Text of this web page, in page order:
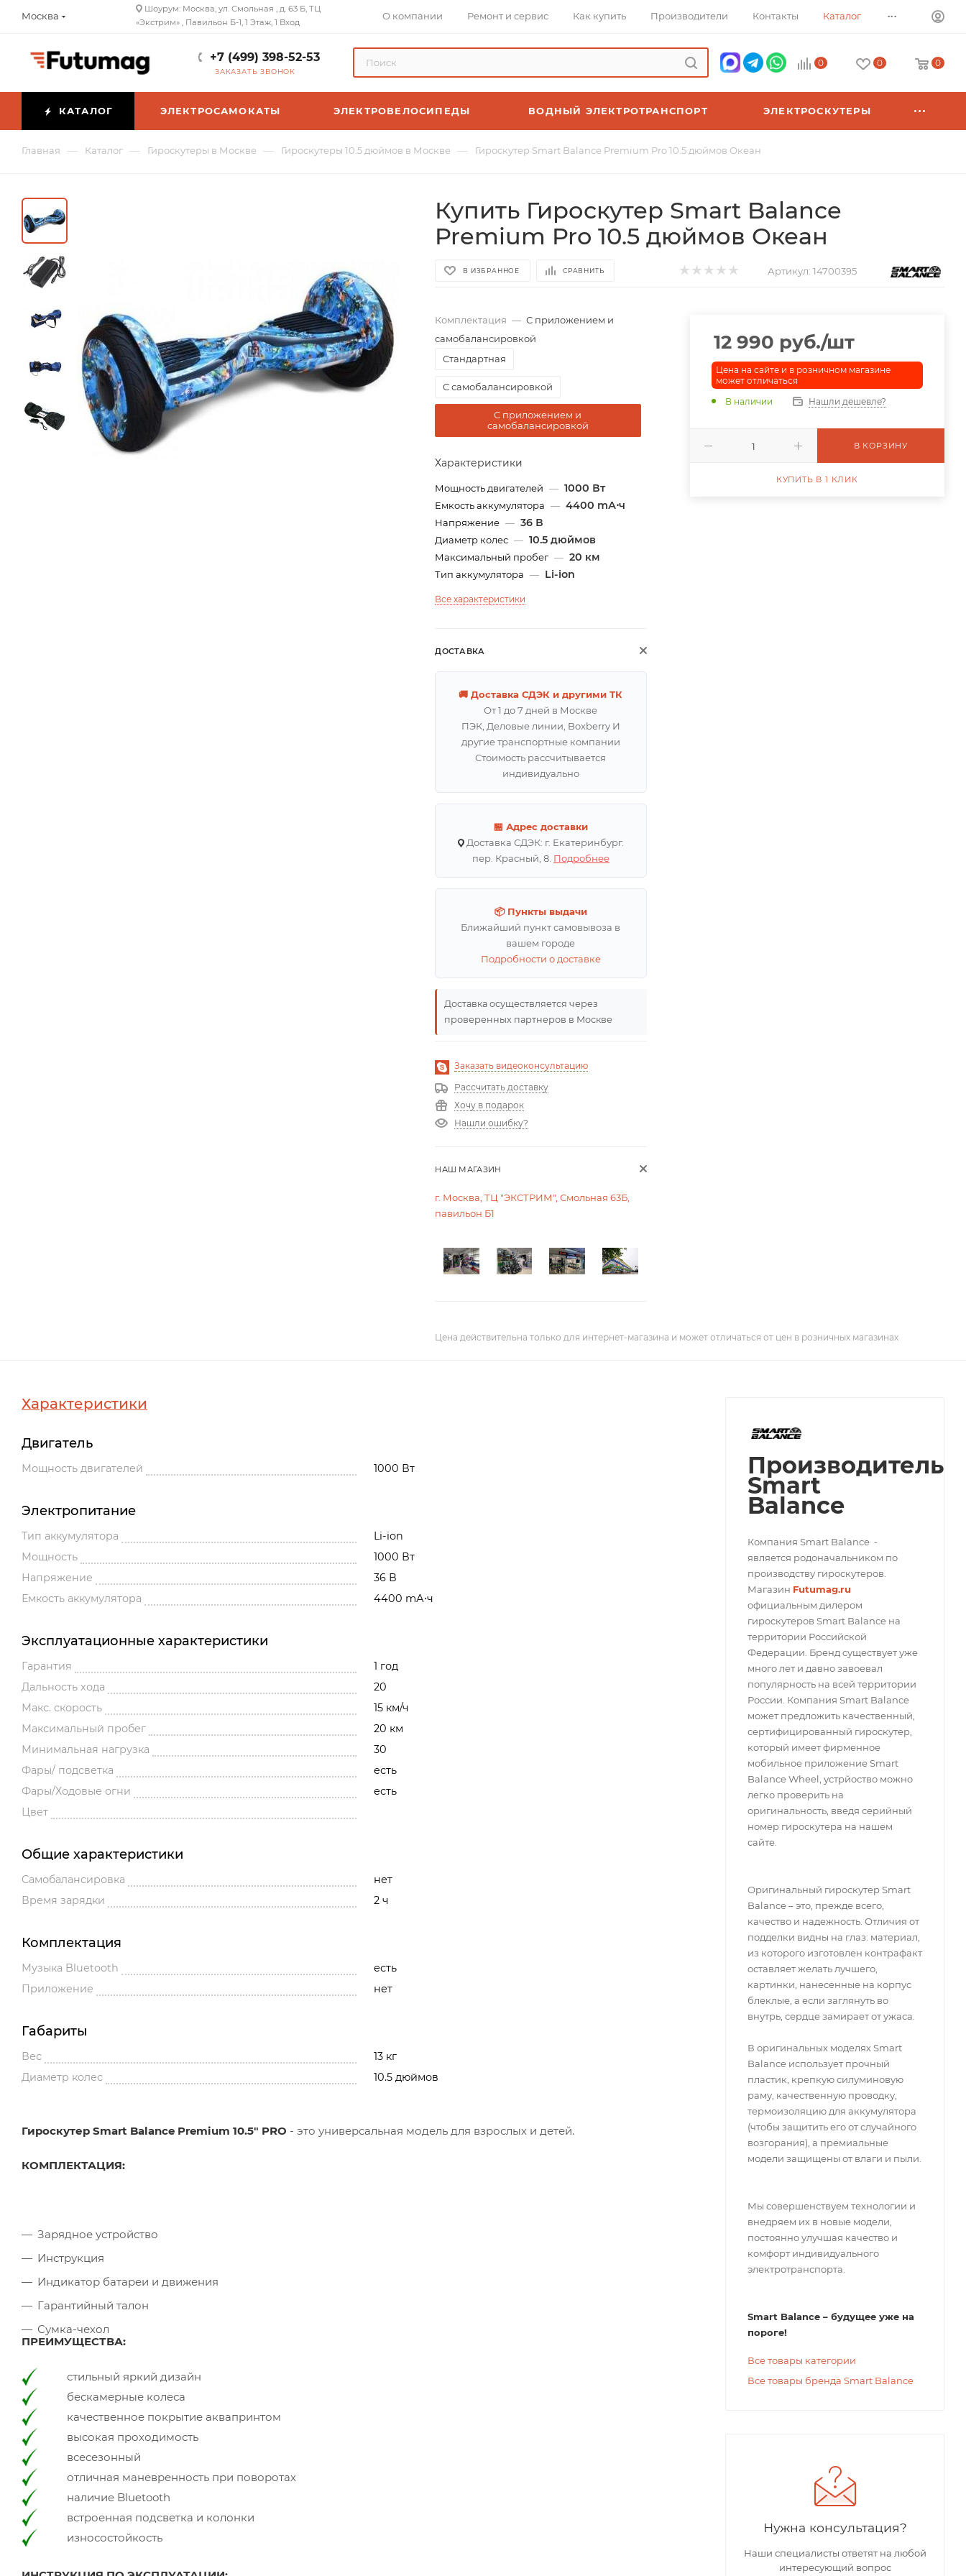
Москва
Шоурум: Москва, ул. Смольная , д. 63 Б, ТЦ
«Экстрим» , Павильон Б-1, 1 Этаж, 1 Вход
О компании Ремонт и сервис Как купить Производители Контакты Каталог ...
+7 (499) 398-52-53
ЗАКАЗАТЬ ЗВОНОК
0 0 0
КАТАЛОГ ЭЛЕКТРОСАМОКАТЫ ЭЛЕКТРОВЕЛОСИПЕДЫ ВОДНЫЙ ЭЛЕКТРОТРАНСПОРТ ЭЛЕКТРОСКУТЕРЫ
Главная — Каталог — Гироскутеры в Москве — Гироскутеры 10.5 дюймов в Москве — Гироскутер Smart Balance Premium Pro 10.5 дюймов Океан
Купить Гироскутер Smart Balance
Premium Pro 10.5 дюймов Океан
В ИЗБРАННОЕ СРАВНИТЬ Артикул: 14700395
Комплектация — С приложением и
самобалансировкой
Стандартная
С самобалансировкой
С приложением и
самобалансировкой
Характеристики
Мощность двигателей — 1000 Вт
Емкость аккумулятора — 4400 mА⋅ч
Напряжение — 36 В
Диаметр колес — 10.5 дюймов
Максимальный пробег — 20 км
Тип аккумулятора — Li-ion
Все характеристики
ДОСТАВКА
🚚 Доставка СДЭК и другими ТК
От 1 до 7 дней в Москве
ПЭК, Деловые линии, Boxberry И
другие транспортные компании
Стоимость рассчитывается
индивидуально
🏪 Адрес доставки
Доставка СДЭК: г. Екатеринбург.
пер. Красный, 8. Подробнее
📦 Пункты выдачи
Ближайший пункт самовывоза в
вашем городе
Подробности о доставке
Доставка осуществляется через
проверенных партнеров в Москве
Заказать видеоконсультацию
Рассчитать доставку
Хочу в подарок
Нашли ошибку?
НАШ МАГАЗИН
г. Москва, ТЦ "ЭКСТРИМ", Смольная 63Б,
павильон Б1
12 990 руб./шт
Цена на сайте и в розничном магазине
может отличаться
В наличии
Нашли дешевле?
В КОРЗИНУ
КУПИТЬ В 1 КЛИК
Цена действительна только для интернет-магазина и может отличаться от цен в розничных магазинах
Характеристики
Двигатель
Мощность двигателей 1000 Вт
Электропитание
Тип аккумулятора
Li-ion
Мощность
1000 Вт
Напряжение
36 В
Емкость аккумулятора
4400 mА⋅ч
Эксплуатационные характеристики
Гарантия
1 год
Дальность хода
20
Макс. скорость
15 км/ч
Максимальный пробег
20 км
Минимальная нагрузка
30
Фары/ подсветка
есть
Фары/Ходовые огни
есть
Цвет
Общие характеристики
Cамобалансировка
нет
Время зарядки
2 ч
Комплектация
Музыка Bluetooth
есть
Приложение
нет
Габариты
Вес
13 кг
Диаметр колес
10.5 дюймов
Гироскутер Smart Balance Premium 10.5" PRO - это универсальная модель для взрослых и детей.
КОМПЛЕКТАЦИЯ:
Зарядное устройство
Инструкция
Индикатор батареи и движения
Гарантийный талон
Сумка-чехол
ПРЕИМУЩЕСТВА:
стильный яркий дизайн
бескамерные колеса
качественное покрытие аквапринтом
высокая проходимость
всесезонный
отличная маневренность при поворотах
наличие Bluetooth
встроенная подсветка и колонки
износостойкость
Производитель
Smart
Balance
Компания Smart Balance -
является родоначальником по
производству гироскутеров.
Магазин Futumag.ru
официальным дилером
гироскутеров Smart Balance на
территории Российской
Федерации. Бренд существует уже
много лет и давно завоевал
популярность на всей территории
России. Компания Smart Balance
может предложить качественный,
сертифицированный гироскутер,
который имеет фирменное
мобильное приложение Smart
Balance Wheel, устрйоство можно
легко проверить на
оригинальность, введя серийный
номер гироскутера на нашем
сайте.
Оригинальный гироскутер Smart
Balance – это, прежде всего,
качество и надежность. Отличия от
подделки видны на глаз: материал,
из которого изготовлен контрафакт
оставляет желать лучшего,
картинки, нанесенные на корпус
блеклые, а если заглянуть во
внутрь, сердце замирает от ужаса.
В оригинальных моделях Smart
Balance использует прочный
пластик, крепкую силуминовую
раму, качественную проводку,
термоизоляцию для аккумулятора
(чтобы защитить его от случайного
возгорания), а премиальные
модели защищены от влаги и пыли.
Мы совершенствуем технологии и
внедряем их в новые модели,
постоянно улучшая качество и
комфорт индивидуального
электротранспорта.
Smart Balance – будущее уже на
пороге!
Все товары категории
Все товары бренда Smart Balance
Нужна консультация?
Наши специалисты ответят на любой
интересующий вопрос